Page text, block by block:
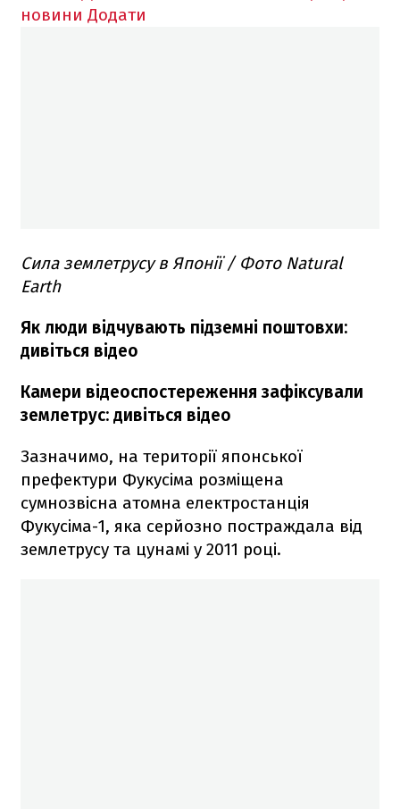
новини Додати
Сила землетрусу в Японії / Фото Natural
Earth
Як люди відчувають підземні поштовхи:
дивіться відео
Камери відеоспостереження зафіксували
землетрус: дивіться відео
Зазначимо, на території японської
префектури Фукусіма розміщена
сумнозвісна атомна електростанція
Фукусіма-1, яка серйозно постраждала від
землетрусу та цунамі у 2011 році.